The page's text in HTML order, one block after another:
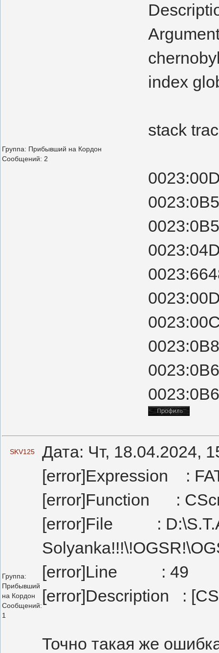
Группа: Прибывший на Кордон
Сообщений: 2
index
stack
SKV125 Дата: Чт, 18.04.2024,
Группа:
Прибывший
на Кордон
Сообщений:
1
[error]Expression :
[error]Function :
[error]File :
[error]Line : 49
[error]Description :
Точно такая же